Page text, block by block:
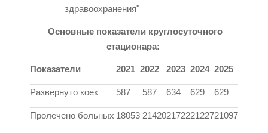
здравоохранения"
Основные показатели круглосуточного
стационара:
Показатели 2021 2022 2023 2024 2025
Развернуто коек 587 587 634 629 629
Пролечено больных 18053 21420217222122721097